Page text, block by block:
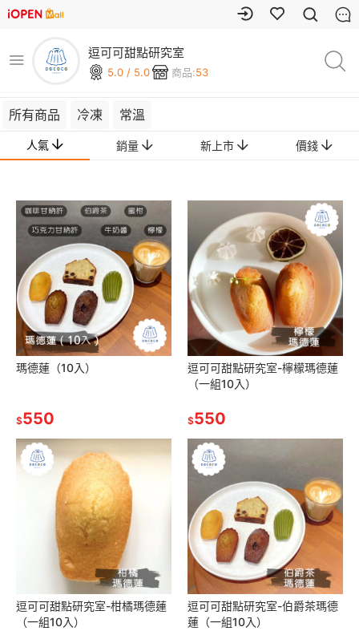
逗可可甜點研究室
5.0 / 5.0 商品:53
所有商品 冷凍 常溫
人氣 銷量 新上市 價錢
瑪德蓮（10入）
$550
逗可可甜點研究室-檸檬瑪德蓮
（一組10入）
$550
逗可可甜點研究室-柑橘瑪德蓮
（一組10入）
逗可可甜點研究室-伯爵茶瑪德
蓮（一組10入）